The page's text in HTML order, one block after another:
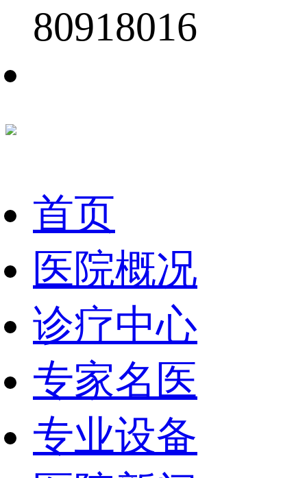
80918016
首页
医院概况
诊疗中心
专家名医
专业设备